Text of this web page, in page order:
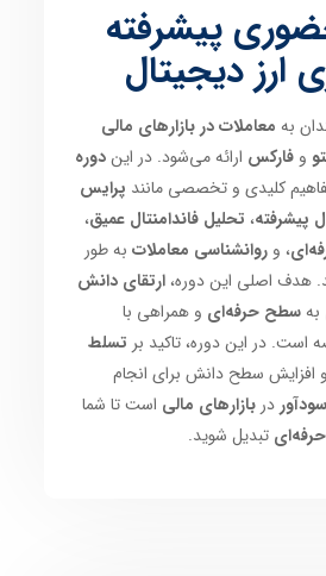
پیشرفته
ارز دیجیتال
به معاملات در بازارهای مالی
وفارکس ارائه می‌شود. در ایندوره
کلیدی و تخصصی مانند پرایس
پیشرفته، تحلیل فاندامنتال عمیق،
، وروانشناسی معاملات به طور
هدف اصلی این دوره،ارتقای دانش
بهسطح حرفه‌ای و همراهی با
است. در این دوره، تاکید بر تسلط
و افزایش سطح دانش برای انجام
دربازارهای مالی است تا شما
تبدیل شوید.